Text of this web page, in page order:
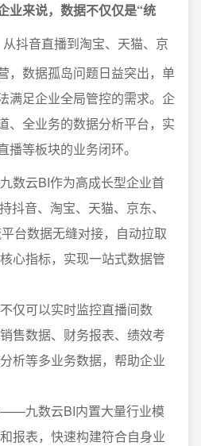
业来说，数据不仅仅是“统
从抖音直播到淘宝、天猫、京
，数据孤岛问题日益突出，单
满足企业全局管控的需求。企
、全业务的数据分析平台，实
等板块的业务闭环。
数云BI作为高成长型企业首
抖音、淘宝、天猫、京东、
台数据无缝对接，自动拉取
心指标，实现一站式数据管
仅可以实时监控直播间数
售数据、财务报表、绩效考
析等多业务数据，帮助企业
九数云BI内置大量行业模
报表，快速构建符合自身业